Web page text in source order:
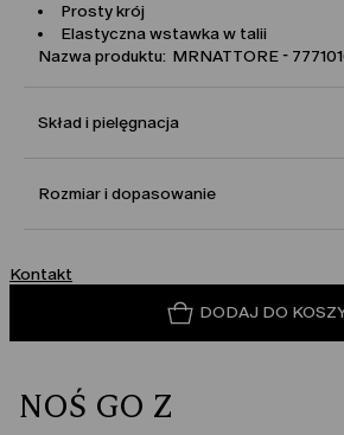
Prosty krój
Elastyczna wstawka w talii
Nazwa produktu: MRNATTORE -
Skład i pielęgnacja
Rozmiar i dopasowanie
Kontakt
DODAJ DO
NOŚ GO Z